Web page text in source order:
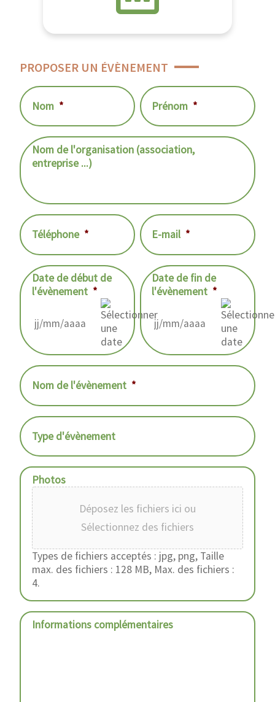
PROPOSER UN ÉVÈNEMENT
Nom * Prénom *
Nom de l'organisation (association,
entreprise ...)
Téléphone * E-mail *
Date de début de
l'évènement *
JJ
MM
slash
AAAA
Date de fin de
l'évènement *
JJ
MM
slash
Nom de l'évènement *
Type d'évènement
Photos
Déposez les fichiers ici ou
Sélectionnez des fichiers
Types de fichiers acceptés : jpg, png, Taille
max. des fichiers : 128 MB, Max. des fichiers :
4.
Informations complémentaires